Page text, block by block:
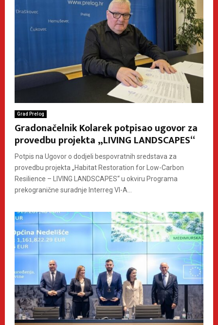
Grad Prelog
Gradonačelnik Kolarek potpisao ugovor za
provedbu projekta „LIVING LANDSCAPES“
Potpis na Ugovor o dodjeli bespovratnih sredstava za
provedbu projekta „Habitat Restoration for Low-Carbon
Resilience – LIVING LANDSCAPES“ u okviru Programa
prekogranične suradnje Interreg VI-A...